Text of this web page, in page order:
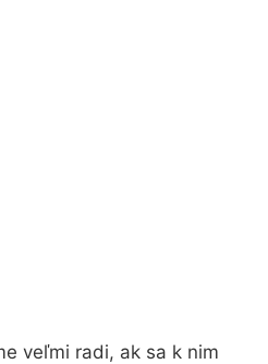
veľmi radi, ak sa k nim